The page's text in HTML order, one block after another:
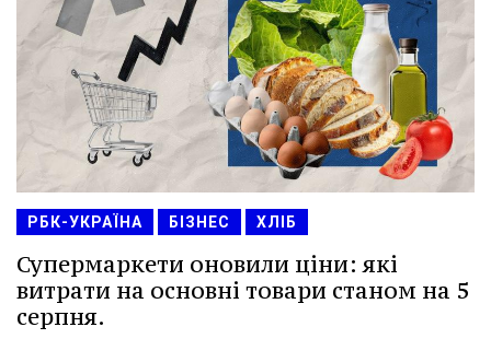
РБК-УКРАЇНА БІЗНЕС ХЛІБ
Супермаркети оновили ціни: які
витрати на основні товари станом на 5
серпня.